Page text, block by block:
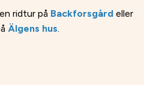
ridtur på Backforsgård eller
Älgens hus.